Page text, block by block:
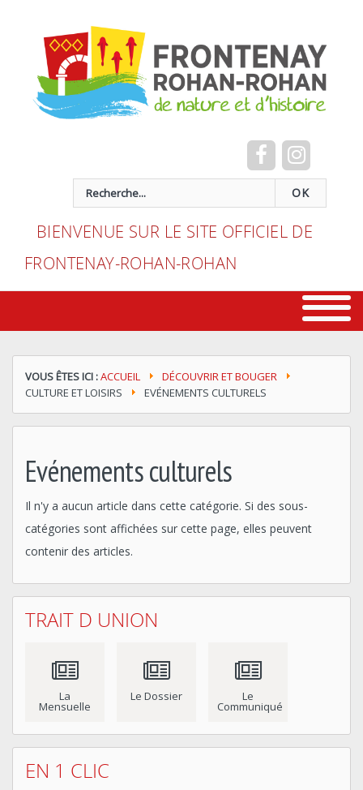
OK
BIENVENUE SUR LE SITE OFFICIEL DE
FRONTENAY-ROHAN-ROHAN
VOUS ÊTES ICI :ACCUEIL
DÉCOUVRIR ET BOUGER
CULTURE ET LOISIRS
EVÉNEMENTS CULTURELS
Evénements culturels
Il n'y a aucun article dans cette catégorie. Si des sous-
catégories sont affichées sur cette page, elles peuvent
contenir des articles.
TRAIT D UNION
La
Mensuelle
Le Dossier Le
Communiqué
EN 1 CLIC